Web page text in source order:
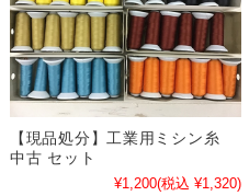
【現品処分】工業用ミシン糸
中古 セット
¥1,200(税込 ¥1,320)